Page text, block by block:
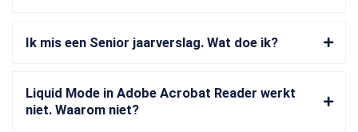
Ik mis een Senior jaarverslag. Wat doe ik?
Liquid Mode in Adobe Acrobat Reader werkt
niet. Waarom niet?